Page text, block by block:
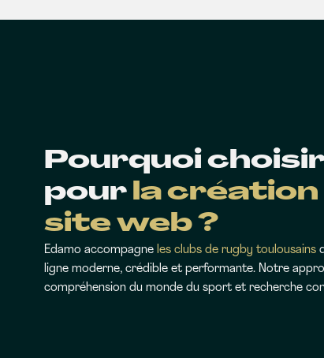
Pourquoi
pour la
site web ?
Edamo accompagne les clubs de rugby toulousains
ligne moderne, crédible et performante. Notre
compréhension du monde du sport et recherche